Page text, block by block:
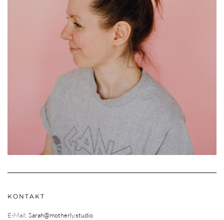
KONTAKT
E-Mail: Sarah@motherly.studio